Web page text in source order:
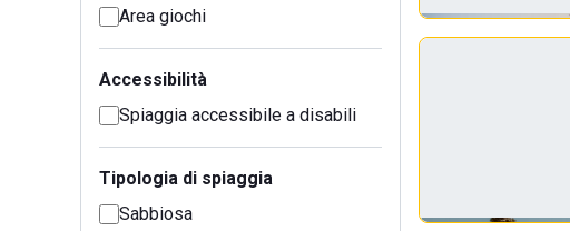
Area giochi
Accessibilità
Spiaggia accessibile a disabili
Tipologia di spiaggia
Sabbiosa